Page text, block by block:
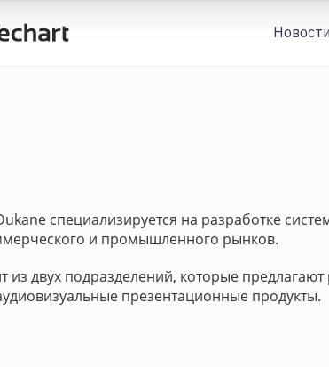
Новости
специализируется на разработке
и промышленного рынков.
из двух подразделений, которые
презентационные продукты.